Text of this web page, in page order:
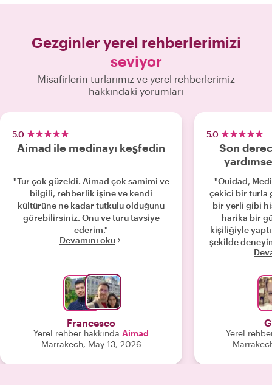
Gezginler yerel rehberlerimizi
seviyor
Misafirlerin turlarımız ve yerel rehberlerimiz
hakkındaki yorumları
5.0
Aimad ile medinayı keşfedin
"Tur çok güzeldi. Aimad çok samimi ve
bilgili, rehberlik işine ve kendi
kültürüne ne kadar tutkulu olduğunu
görebilirsiniz. Onu ve turu tavsiye
ederim."
Devamını oku
Francesco
Yerel rehber hakkında Aimad
Marrakech, May 13, 2026
5.0
Son
"Ouidad,
çekici bir turla
bir yerli gibi
harika bir
kişiliğiyle
şekilde
tur
Yerel